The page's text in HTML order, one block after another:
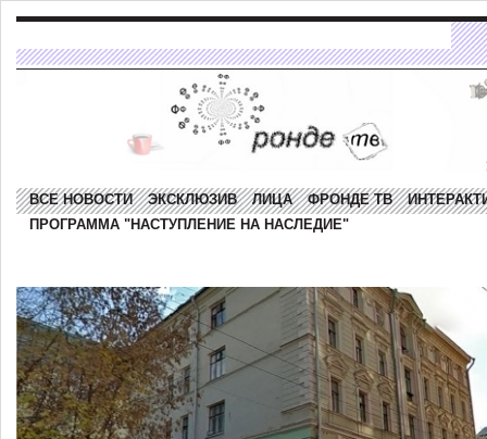
ВСЕ НОВОСТИ ЭКСКЛЮЗИВ ЛИЦА ФРОНДЕ ТВ
ПРОГРАММА "НАСТУПЛЕНИЕ НА НАСЛЕДИЕ"